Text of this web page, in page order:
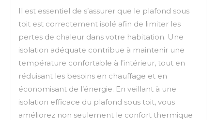
Il est essentiel de s’assurer que le plafond sous
toit est correctement isolé afin de limiter les
pertes de chaleur dans votre habitation. Une
isolation adéquate contribue à maintenir une
température confortable à l’intérieur, tout en
réduisant les besoins en chauffage et en
économisant de l’énergie. En veillant à une
isolation efficace du plafond sous toit, vous
améliorez non seulement le confort thermique